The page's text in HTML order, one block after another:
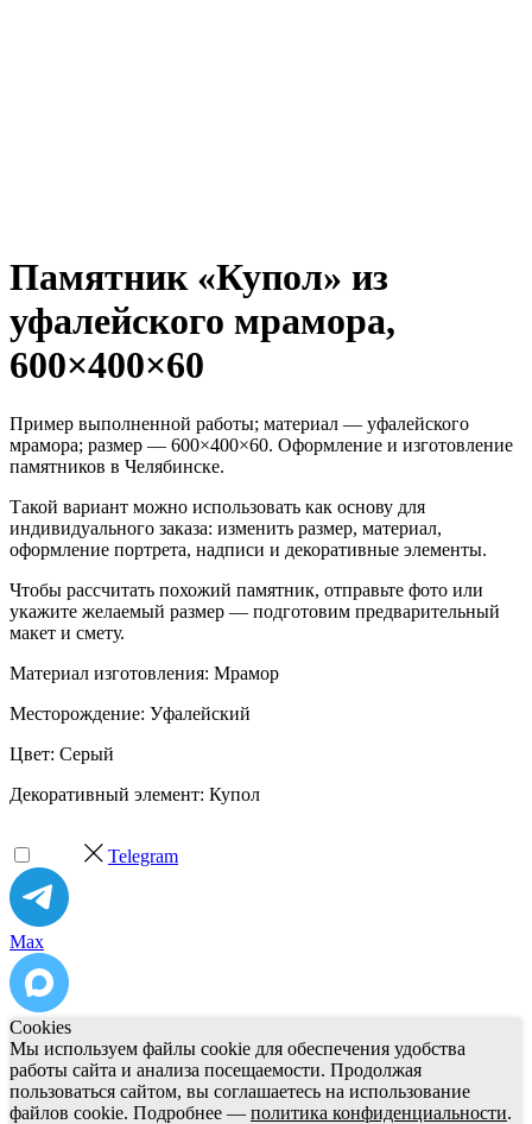
Памятник «Купол» из
уфалейского мрамора,
600×400×60
Пример выполненной работы; материал — уфалейского
мрамора; размер — 600×400×60. Оформление и изготовление
памятников в Челябинске.
Такой вариант можно использовать как основу для
индивидуального заказа: изменить размер, материал,
оформление портрета, надписи и декоративные элементы.
Чтобы рассчитать похожий памятник, отправьте фото или
укажите желаемый размер — подготовим предварительный
макет и смету.
Материал изготовления: Мрамор
Месторождение: Уфалейский
Цвет: Серый
Декоративный элемент: Купол
Telegram
Max
Cookies
Мы используем файлы cookie для обеспечения удобства
работы сайта и анализа посещаемости. Продолжая
пользоваться сайтом, вы соглашаетесь на использование
файлов cookie. Подробнее — политика конфиденциальности.